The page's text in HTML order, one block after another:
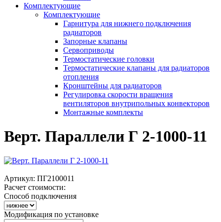
Комплектующие
Комплектующие
Гарнитура для нижнего подключения
радиаторов
Запорные клапаны
Сервоприводы
Термостатические головки
Термостатические клапаны для радиаторов
отопления
Кронштейны для радиаторов
Регулировка скорости вращения
вентиляторов внутрипольных конвекторов
Монтажные комплекты
Верт. Параллели Г 2-1000-11
Артикул: ПГ2100011
Расчет стоимости:
Способ подключения
Модификация по установке